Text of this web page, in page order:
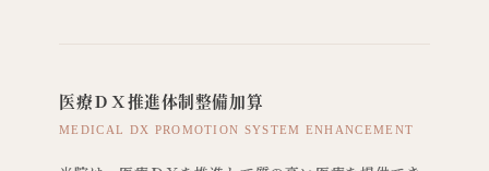
医療ＤＸ推進体制整備加算
MEDICAL DX PROMOTION SYSTEM ENHANCEMENT